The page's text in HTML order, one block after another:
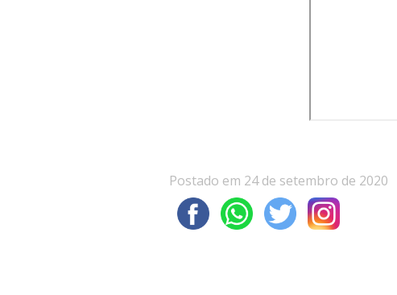
Postado em 24 de setembro de 2020